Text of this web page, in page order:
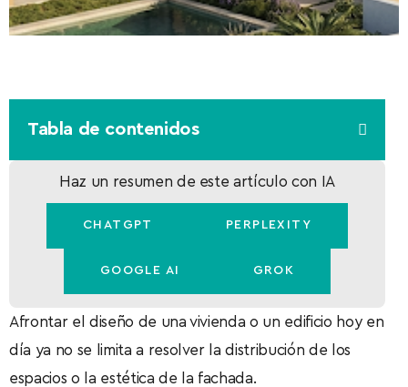
Tabla de contenidos
Haz un resumen de este artículo con IA
CHATGPT PERPLEXITY
GOOGLE AI GROK
Afrontar el diseño de una vivienda o un edificio hoy en
día ya no se limita a resolver la distribución de los
espacios o la estética de la fachada.